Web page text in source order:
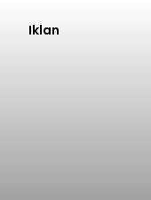
Iklan